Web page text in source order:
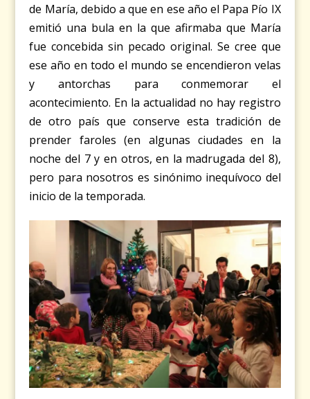
de María, debido a que en ese año el Papa Pío IX
emitió una bula en la que afirmaba que María
fue concebida sin pecado original. Se cree que
ese año en todo el mundo se encendieron velas
y antorchas para conmemorar el
acontecimiento. En la actualidad no hay registro
de otro país que conserve esta tradición de
prender faroles (en algunas ciudades en la
noche del 7 y en otros, en la madrugada del 8),
pero para nosotros es sinónimo inequívoco del
inicio de la temporada.